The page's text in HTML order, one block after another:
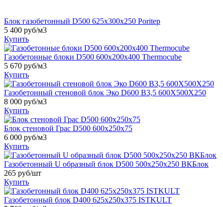
Блок газобетонный D500 625х300х250 Poritep
5 400 руб/м3
Купить
Газобетонные блоки D500 600х200х400 Thermocube
5 670 руб/м3
Купить
Газобетонный стеновой блок Эко D600 B3,5 600X500X250
8 000 руб/м3
Купить
Блок стеновой Грас D500 600x250x75
6 000 руб/м3
Купить
Газобетонный U образный блок D500 500x250x250 ВКБлок
265 руб/шт
Купить
Газобетонный блок D400 625x250x375 ISTKULT